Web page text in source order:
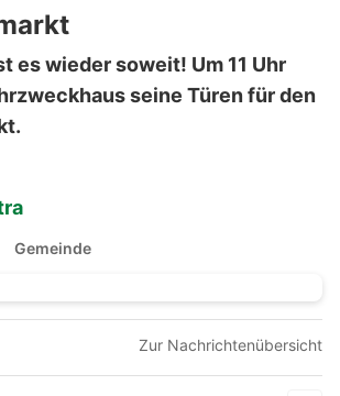
es wieder soweit! Um 11 Uhr
seine Türen für den
Gemeinde
Zur Nachrichtenübersicht